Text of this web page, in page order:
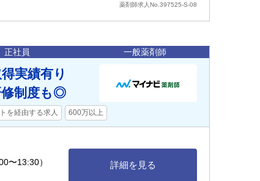
薬剤師求人No.397525-S-08
正社員 一般薬剤師
実績有り
修制度も◎
を経由する求人 600万以上
〜13:30）
詳細を見る